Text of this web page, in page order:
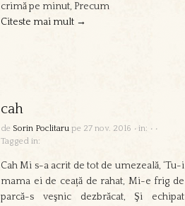
crimă pe minut, Precum
Citeste mai mult →
cah
de Sorin Poclitaru pe 27 nov. 2016 • in: • •
Tagged in:
Cah Mi s-a acrit de tot de umezeală, ‘Tu-i
mama ei de ceață de rahat, Mi-e frig de
parcă-s veşnic dezbrăcat, Şi echipat